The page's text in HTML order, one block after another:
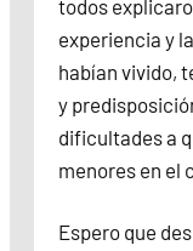
todos
experiencia y
habían vivido,
y
dificultades a
menores en el
Espero que